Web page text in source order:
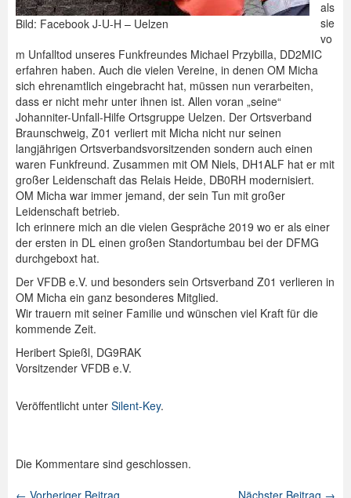
Bild: Facebook J-U-H – Uelzen
als
sie
vo
m Unfalltod unseres Funkfreundes Michael Przybilla, DD2MIC
erfahren haben. Auch die vielen Vereine, in denen OM Micha
sich ehrenamtlich eingebracht hat, müssen nun verarbeiten,
dass er nicht mehr unter ihnen ist. Allen voran „seine“
Johanniter-Unfall-Hilfe Ortsgruppe Uelzen. Der Ortsverband
Braunschweig, Z01 verliert mit Micha nicht nur seinen
langjährigen Ortsverbandsvorsitzenden sondern auch einen
waren Funkfreund. Zusammen mit OM Niels, DH1ALF hat er mit
großer Leidenschaft das Relais Heide, DB0RH modernisiert.
OM Micha war immer jemand, der sein Tun mit großer
Leidenschaft betrieb.
Ich erinnere mich an die vielen Gespräche 2019 wo er als einer
der ersten in DL einen großen Standortumbau bei der DFMG
durchgeboxt hat.
Der VFDB e.V. und besonders sein Ortsverband Z01 verlieren in
OM Micha ein ganz besonderes Mitglied.
Wir trauern mit seiner Familie und wünschen viel Kraft für die
kommende Zeit.
Heribert Spießl, DG9RAK
Vorsitzender VFDB e.V.
Veröffentlicht unter Silent-Key.
Die Kommentare sind geschlossen.